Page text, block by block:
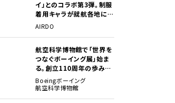
イ」とのコラボ第3弾。制服
着用キャラが就航各地に登
場
AIRDO
航空科学博物館で「世界を
つなぐボーイング展」始ま
る。創立110周年の歩みを
貴重な資料でたどる
Boeingボーイング
航空科学博物館